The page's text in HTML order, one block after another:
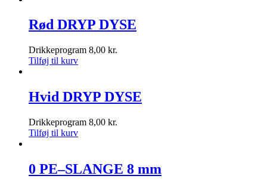
Rød DRYP DYSE
Drikkeprogram 8,00 kr.
Tilføj til kurv
Hvid DRYP DYSE
Drikkeprogram 8,00 kr.
Tilføj til kurv
0 PE–SLANGE 8 mm